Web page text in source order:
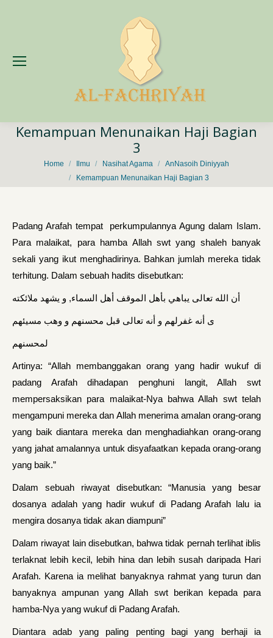
Kemampuan Menunaikan Haji Bagian
3
You are here:
Home Ilmu Nasihat Agama
AnNasoih Diniyyah
Kemampuan Menunaikan Haji Bagian 3
Padang Arafah tempat perkumpulannya Agung dalam Islam.
Para malaikat, para hamba Allah swt yang shaleh banyak
sekali yang ikut menghadirinya. Bahkan jumlah mereka tidak
terhitung. Dalam sebuah hadits disebutkan:
أن الله تعالى يباهي بأهل الموقف أهل السماء, و يشهد ملائكته
ى أنه غفرلهم و أنه تعالى قبل محسنهم و وهب مسيئهم
لمحسنهم
Artinya: “Allah membanggakan orang yang hadir wukuf di
padang Arafah dihadapan penghuni langit, Allah swt
mempersaksikan para malaikat-Nya bahwa Allah swt telah
mengampuni mereka dan Allah menerima amalan orang-orang
yang baik diantara mereka dan menghadiahkan orang-orang
yang jahat amalannya untuk disyafaatkan kepada orang-orang
yang baik.”
Dalam sebuah riwayat disebutkan: “Manusia yang besar
dosanya adalah yang hadir wukuf di Padang Arafah lalu ia
mengira dosanya tidak akan diampuni”
Dalam riwayat lain disebutkan, bahwa tidak pernah terlihat iblis
terlaknat lebih kecil, lebih hina dan lebih susah daripada Hari
Arafah. Karena ia melihat banyaknya rahmat yang turun dan
banyaknya ampunan yang Allah swt berikan kepada para
hamba-Nya yang wukuf di Padang Arafah.
Diantara adab yang paling penting bagi yang berhaji ia